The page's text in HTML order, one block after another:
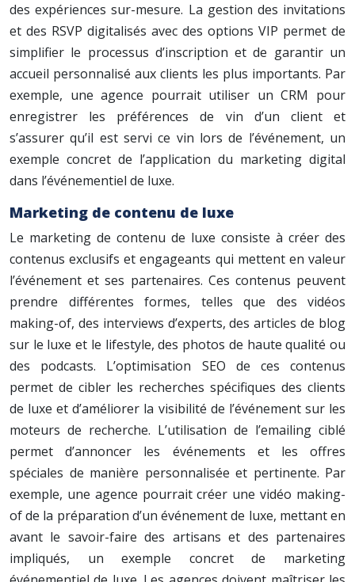
des expériences sur-mesure. La gestion des invitations
et des RSVP digitalisés avec des options VIP permet de
simplifier le processus d’inscription et de garantir un
accueil personnalisé aux clients les plus importants. Par
exemple, une agence pourrait utiliser un CRM pour
enregistrer les préférences de vin d’un client et
s’assurer qu’il est servi ce vin lors de l’événement, un
exemple concret de l’application du marketing digital
dans l’événementiel de luxe.
Marketing de contenu de luxe
Le marketing de contenu de luxe consiste à créer des
contenus exclusifs et engageants qui mettent en valeur
l’événement et ses partenaires. Ces contenus peuvent
prendre différentes formes, telles que des vidéos
making-of, des interviews d’experts, des articles de blog
sur le luxe et le lifestyle, des photos de haute qualité ou
des podcasts. L’optimisation SEO de ces contenus
permet de cibler les recherches spécifiques des clients
de luxe et d’améliorer la visibilité de l’événement sur les
moteurs de recherche. L’utilisation de l’emailing ciblé
permet d’annoncer les événements et les offres
spéciales de manière personnalisée et pertinente. Par
exemple, une agence pourrait créer une vidéo making-
of de la préparation d’un événement de luxe, mettant en
avant le savoir-faire des artisans et des partenaires
impliqués, un exemple concret de marketing